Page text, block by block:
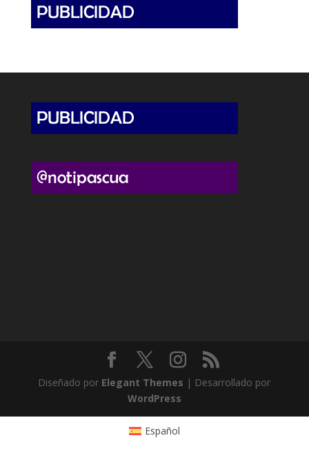
Diseñado por Elegant Themes | Desarrollado por
WordPress
Español